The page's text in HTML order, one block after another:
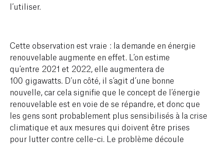
l’utiliser.
Cette observation est vraie : la demande en énergie
renouvelable augmente en effet. L’on estime
qu’entre 2021 et 2022, elle augmentera de
100 gigawatts. D’un côté, il s’agit d’une bonne
nouvelle, car cela signifie que le concept de l’énergie
renouvelable est en voie de se répandre, et donc que
les gens sont probablement plus sensibilisés à la crise
climatique et aux mesures qui doivent être prises
pour lutter contre celle-ci. Le problème découle